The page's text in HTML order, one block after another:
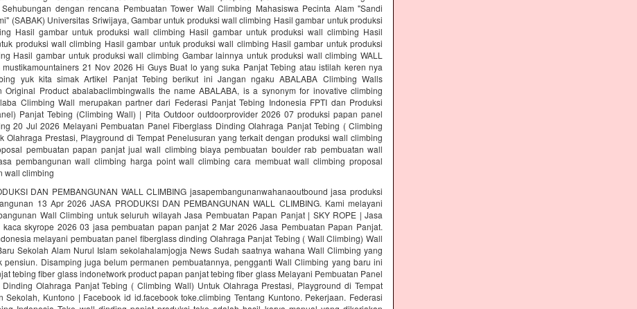
dengan rencana Pembuatan Tower Wall Climbing Mahasiswa Pecinta Alam "Sandi
(SABAK) Universitas Sriwijaya, Gambar untuk produksi wall climbing Hasil gambar untuk produksi
Hasil gambar untuk produksi wall climbing Hasil gambar untuk produksi wall climbing Hasil
produksi wall climbing Hasil gambar untuk produksi wall climbing Hasil gambar untuk produksi
Hasil gambar untuk produksi wall climbing Gambar lainnya untuk produksi wall climbing WALL
mustikamountainers 21 Nov 2026 Hi Guys Buat lo yang suka Panjat Tebing atau istilah keren nya
yuk kita simak Artikel Panjat Tebing berikut ini Jangan ngaku ABALABA Climbing Walls
Original Product abalabaclimbingwalls the name ABALABA, is a synonym for inovative climbing
Climbing Wall merupakan partner dari Federasi Panjat Tebing Indonesia FPTI dan Produksi
Panjat Tebing (Climbing Wall) | Pita Outdoor outdoorprovider 2026 07 produksi papan panel
20 Jul 2026 Melayani Pembuatan Panel Fiberglass Dinding Olahraga Panjat Tebing ( Climbing
Olahraga Prestasi, Playground di Tempat Penelusuran yang terkait dengan produksi wall climbing
pembuatan papan panjat jual wall climbing biaya pembuatan boulder rab pembuatan wall
pembangunan wall climbing harga point wall climbing cara membuat wall climbing proposal
wall climbing
DAN PEMBANGUNAN WALL CLIMBING jasapembangunanwahanaoutbound jasa produksi
13 Apr 2026 JASA PRODUKSI DAN PEMBANGUNAN WALL CLIMBING. Kami melayani
Wall Climbing untuk seluruh wilayah Jasa Pembuatan Papan Panjat | SKY ROPE | Jasa
kaca skyrope 2026 03 jasa pembuatan papan panjat 2 Mar 2026 Jasa Pembuatan Papan Panjat.
melayani pembuatan panel fiberglass dinding Olahraga Panjat Tebing ( Wall Climbing) Wall
Sekolah Alam Nurul Islam sekolahalamjogja News Sudah saatnya wahana Wall Climbing yang
pensiun. Disamping juga belum permanen pembuatannya, pengganti Wall Climbing yang baru ini
tebing fiber glass indonetwork product papan panjat tebing fiber glass Melayani Pembuatan Panel
Dinding Olahraga Panjat Tebing ( Climbing Wall) Untuk Olahraga Prestasi, Playground di Tempat
Sekolah, Kuntono | Facebook id id.facebook toke.climbing Tentang Kuntono. Pekerjaan. Federasi